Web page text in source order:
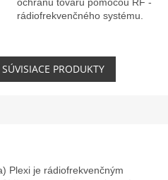
ochranu tovaru pomocou RF -
rádiofrekvenčného systému.
PRODUKTY
Plexi je rádiofrekvenčným